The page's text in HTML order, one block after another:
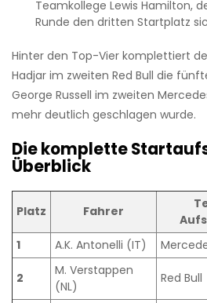
Teamkollege Lewis Hamilton,
Runde den dritten Startplatz
Hinter den Top-Vier komplettiert
Hadjar im zweiten Red Bull die
George Russell im zweiten
mehr deutlich geschlagen wurde.
Die komplette
Überblick
Platz Fahrer
1
A.K. Antonelli (IT)
2
M. Verstappen
(NL)
Red Bull